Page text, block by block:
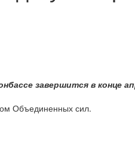
завершится в конце
Объединенных сил.